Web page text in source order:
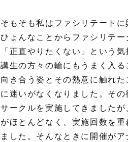
そもそも私はファシリテート
ひょんなことからファシリテ
「正直やりたくない」という
講生の方々の輪にもうまく入
向き合う姿とその熱意に触れ
に迷いがなくなりました。そ
サークルを実施してきました
がほとんどなく、実施回数を
ました。そんなときに開催が